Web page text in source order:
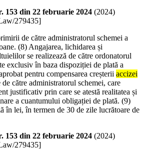
din 22 februarie 2024 (2024)
279435]
de către administratorul schemei a
(8) Angajarea, lichidarea și
se realizează de către ordonatorul
exclusiv în baza dispoziției de plată a
pentru compensarea creșterii accizei
către administratorul schemei, care
justificativ prin care se atestă realitatea și
a cuantumului obligației de plată. (9)
în lei, în termen de 30 de zile lucrătoare de
din 22 februarie 2024 (2024)
279435]